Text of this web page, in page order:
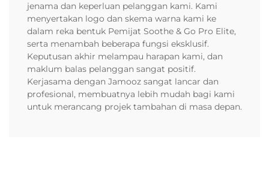
jenama dan keperluan pelanggan kami. Kami
menyertakan logo dan skema warna kami ke
dalam reka bentuk Pemijat Soothe & Go Pro Elite,
serta menambah beberapa fungsi eksklusif.
Keputusan akhir melampau harapan kami, dan
maklum balas pelanggan sangat positif.
Kerjasama dengan Jamooz sangat lancar dan
profesional, membuatnya lebih mudah bagi kami
untuk merancang projek tambahan di masa depan.